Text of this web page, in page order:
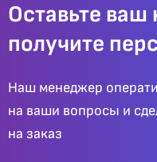
Оставьте
получите
Наш менеджер
на ваши вопросы и
на заказ